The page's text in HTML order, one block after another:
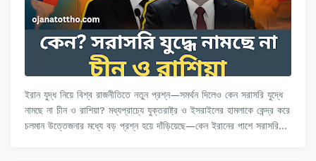
ইরান যুদ্ধ নিয়ে বিশ্ব রাজনীতিতে নতুন প্রশ্ন—সমর্থন দিলেও কেন সরাসরি যুদ্ধে
নামছে না চীন ও রাশিয়া? মধ্যপ্রাচ্যে যুক্তরাষ্ট্র ও ইসরাইলের হামলাকে কেন্দ্র করে
চলমান উত্তেজনার মধ্যে বড় প্রশ্ন হয়ে দাঁড়িয়েছে—কেন ইরানের পাশে সরাসরি…